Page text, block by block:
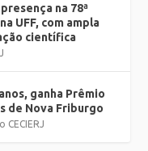
na 78ª
UFF, com ampla
científica
ganha Prêmio
de Nova Friburgo
CECIERJ